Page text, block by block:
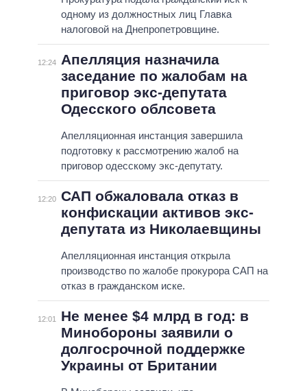
одному из должностных лиц Главка
налоговой на Днепропетровщине.
12:24
Апелляция назначила
заседание по жалобам на
приговор экс-депутата
Одесского облсовета
Апелляционная инстанция завершила
подготовку к рассмотрению жалоб на
приговор одесскому экс-депутату.
12:20 САП обжаловала отказ в
конфискации активов экс-
депутата из Николаевщины
Апелляционная инстанция открыла
производство по жалобе прокурора САП на
отказ в гражданском иске.
12:01
Не менее $4 млрд в год: в
Минобороны заявили о
долгосрочной поддержке
Украины от Британии